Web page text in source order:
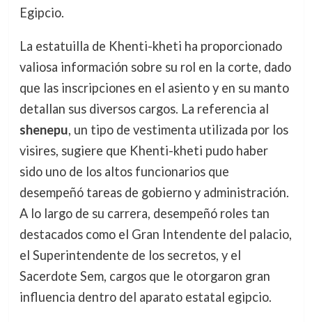
Egipcio.
La estatuilla de Khenti-kheti ha proporcionado
valiosa información sobre su rol en la corte, dado
que las inscripciones en el asiento y en su manto
detallan sus diversos cargos. La referencia al
shenepu, un tipo de vestimenta utilizada por los
visires, sugiere que Khenti-kheti pudo haber
sido uno de los altos funcionarios que
desempeñó tareas de gobierno y administración.
A lo largo de su carrera, desempeñó roles tan
destacados como el Gran Intendente del palacio,
el Superintendente de los secretos, y el
Sacerdote Sem, cargos que le otorgaron gran
influencia dentro del aparato estatal egipcio.